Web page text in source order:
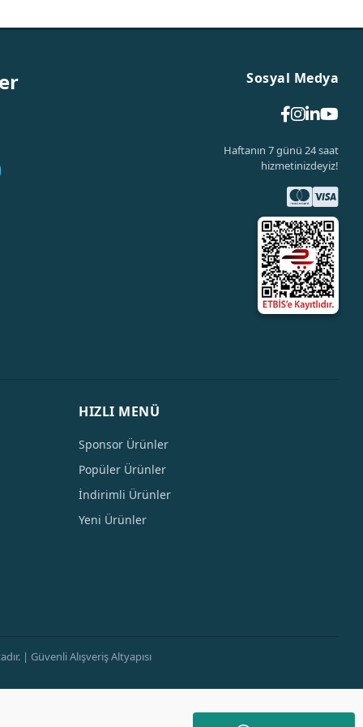
Sosyal Medya
Haftanın 7 günü 24 saat
hizmetinizdeyiz!
HIZLI MENÜ
Sponsor Ürünler
Popüler Ürünler
İndirimli Ürünler
Yeni Ürünler
| Güvenli Alışveriş Altyapısı